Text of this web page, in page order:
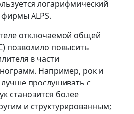
логарифмический
ALPS.
отключаемой общей
позволило повысить
в части
Например, рок и
прослушивать с
становится более
и структурированным;